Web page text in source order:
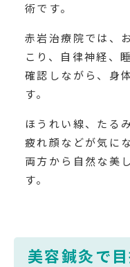
術です。
赤岩治療院では、
こり、自律神経、
確認しながら、身
す。
ほうれい線、たる
疲れ顔などが気に
両方から自然な美
す。
美容鍼灸で